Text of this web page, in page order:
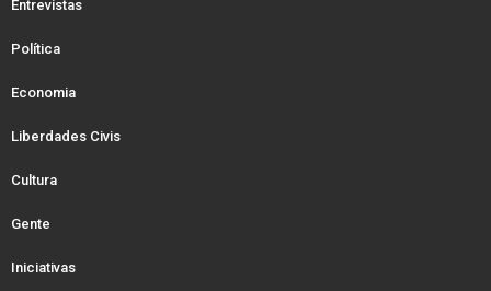
Entrevistas
Política
Economia
Liberdades Civis
Cultura
Gente
Iniciativas